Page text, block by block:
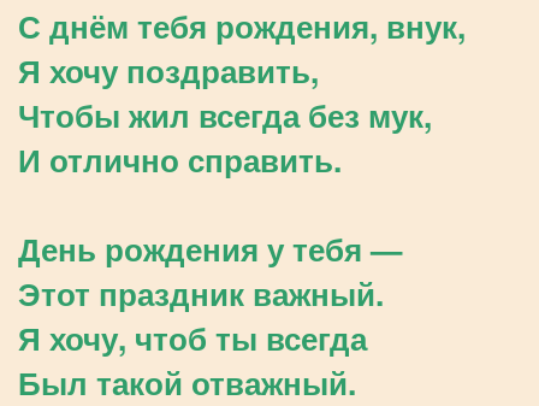
С днём тебя рождения, внук,
Я хочу поздравить,
Чтобы жил всегда без мук,
И отлично справить.
День рождения у тебя —
Этот праздник важный.
Я хочу, чтоб ты всегда
Был такой отважный.